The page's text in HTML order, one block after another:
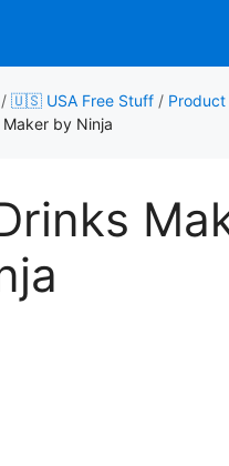
/ 🇺🇸 USA Free Stuff / Product
Maker by Ninja